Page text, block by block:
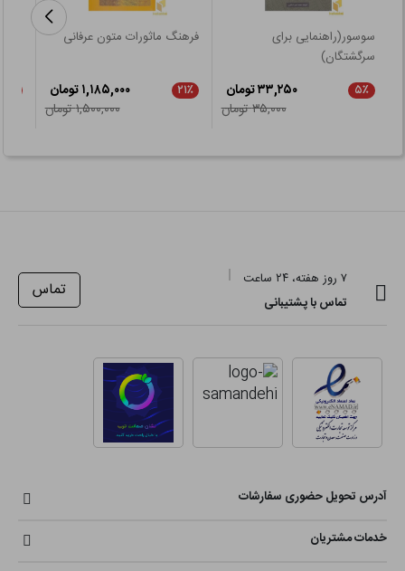
سوسور(راهنمایی برای
سرگشتگان)
۵٪
۳۳,۲۵۰ تومان
۳۵,۰۰۰ تومان
فرهنگ ماثورات متون عرفانی
۲۱٪
۱,۱۸۵,۰۰۰ تومان
۱,۵۰۰,۰۰۰ تومان
۷ روز هفته، ۲۴ ساعت
تماس با پشتیبانی
تماس
آدرس تحویل حضوری سفارشات
خدمات مشتریان